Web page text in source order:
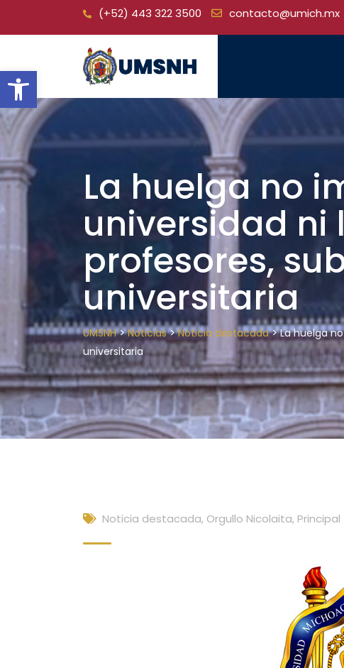
Open toolbar
(+52) 443 322 3500 contacto@umich.mx
La huelga no
universidad ni
profesores,
universitaria
UMSNH>Noticias>Noticia destacada>La huelga
universitaria
Noticia destacada, Orgullo Nicolaita, Principal